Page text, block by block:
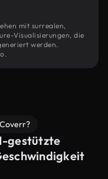
mit surrealen,
Visualisierungen, die
werden.
gestützte